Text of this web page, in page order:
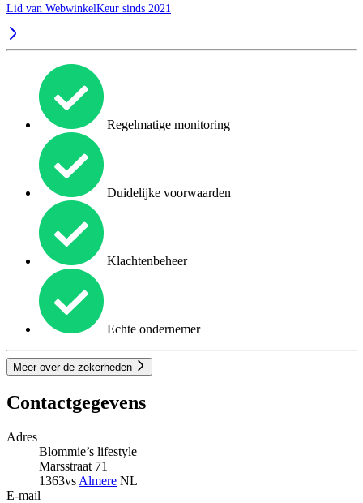
Lid van WebwinkelKeur sinds 2021
Regelmatige monitoring
Duidelijke voorwaarden
Klachtenbeheer
Echte ondernemer
Meer over de zekerheden
Contactgegevens
Adres
Blommie’s lifestyle
Marsstraat 71
1363vs Almere NL
E-mail